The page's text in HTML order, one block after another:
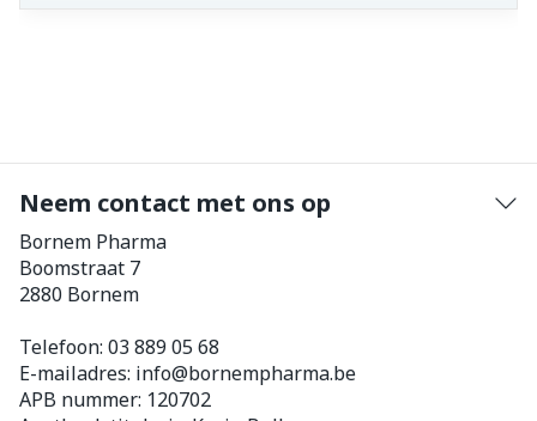
Neem contact met ons op
Bornem Pharma
Boomstraat 7
2880 Bornem
Telefoon: 03 889 05 68
E-mailadres: info@bornempharma.be
APB nummer: 120702